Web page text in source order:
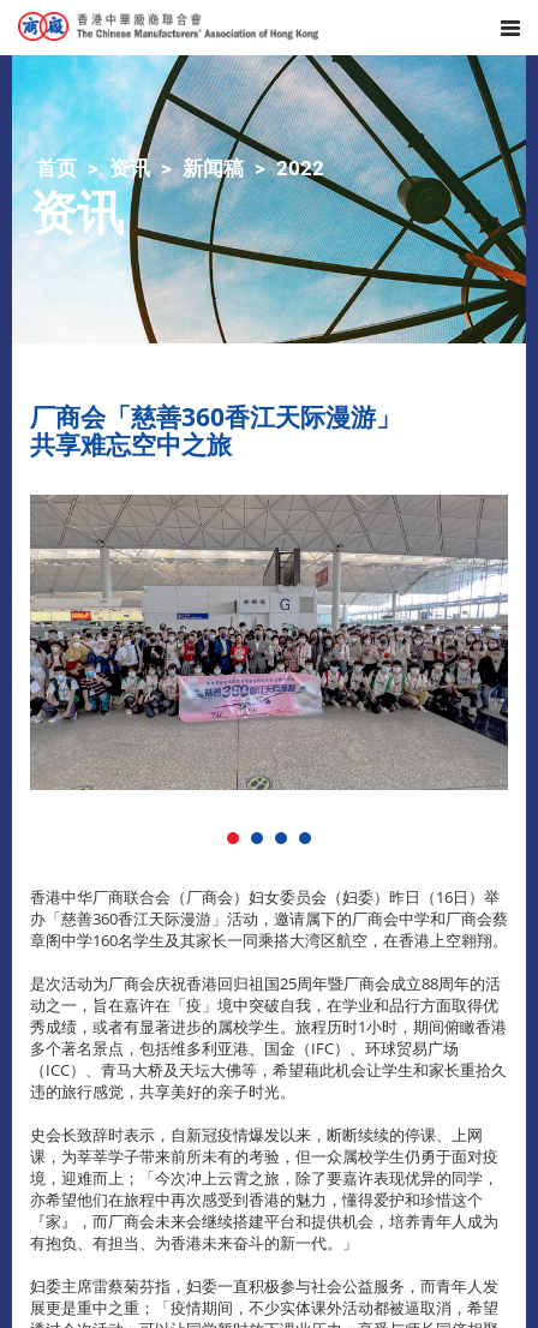
首页 资讯 新闻稿 2022
资讯
厂商会「慈善360香江天际漫游」
共享难忘空中之旅
香港中华厂商联合会（厂商会）妇女委员会（妇委）昨日（16日）举
办「慈善360香江天际漫游」活动，邀请属下的厂商会中学和厂商会蔡
章阁中学160名学生及其家长一同乘搭大湾区航空，在香港上空翱翔。
是次活动为厂商会庆祝香港回归祖国25周年暨厂商会成立88周年的活
动之一，旨在嘉许在「疫」境中突破自我，在学业和品行方面取得优
秀成绩，或者有显著进步的属校学生。旅程历时1小时，期间俯瞰香港
多个著名景点，包括维多利亚港、国金（IFC）、环球贸易广场
（ICC）、青马大桥及天坛大佛等，希望藉此机会让学生和家长重拾久
违的旅行感觉，共享美好的亲子时光。
史会长致辞时表示，自新冠疫情爆发以来，断断续续的停课、上网
课，为莘莘学子带来前所未有的考验，但一众属校学生仍勇于面对疫
境，迎难而上；「今次冲上云霄之旅，除了要嘉许表现优异的同学，
亦希望他们在旅程中再次感受到香港的魅力，懂得爱护和珍惜这个
『家』，而厂商会未来会继续搭建平台和提供机会，培养青年人成为
有抱负、有担当、为香港未来奋斗的新一代。」
妇委主席雷蔡菊芬指，妇委一直积极参与社会公益服务，而青年人发
展更是重中之重；「疫情期间，不少实体课外活动都被逼取消，希望